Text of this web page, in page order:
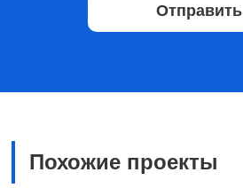
Отправить
Похожие проекты